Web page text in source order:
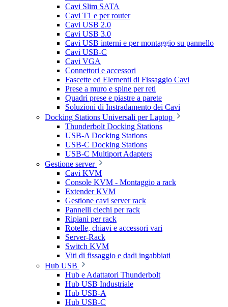
Cavi Slim SATA
Cavi T1 e per router
Cavi USB 2.0
Cavi USB 3.0
Cavi USB interni e per montaggio su pannello
Cavi USB-C
Cavi VGA
Connettori e accessori
Fascette ed Elementi di Fissaggio Cavi
Prese a muro e spine per reti
Quadri prese e piastre a parete
Soluzioni di Instradamento dei Cavi
Docking Stations Universali per Laptop
Thunderbolt Docking Stations
USB-A Docking Stations
USB-C Docking Stations
USB-C Multiport Adapters
Gestione server
Cavi KVM
Console KVM - Montaggio a rack
Extender KVM
Gestione cavi server rack
Pannelli ciechi per rack
Ripiani per rack
Rotelle, chiavi e accessori vari
Server-Rack
Switch KVM
Viti di fissaggio e dadi ingabbiati
Hub USB
Hub e Adattatori Thunderbolt
Hub USB Industriale
Hub USB-A
Hub USB-C